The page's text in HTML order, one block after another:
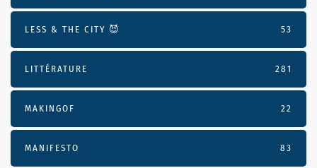
LESS & THE CITY 😈 53
LITTÉRATURE 281
MAKINGOF 22
MANIFESTO 83